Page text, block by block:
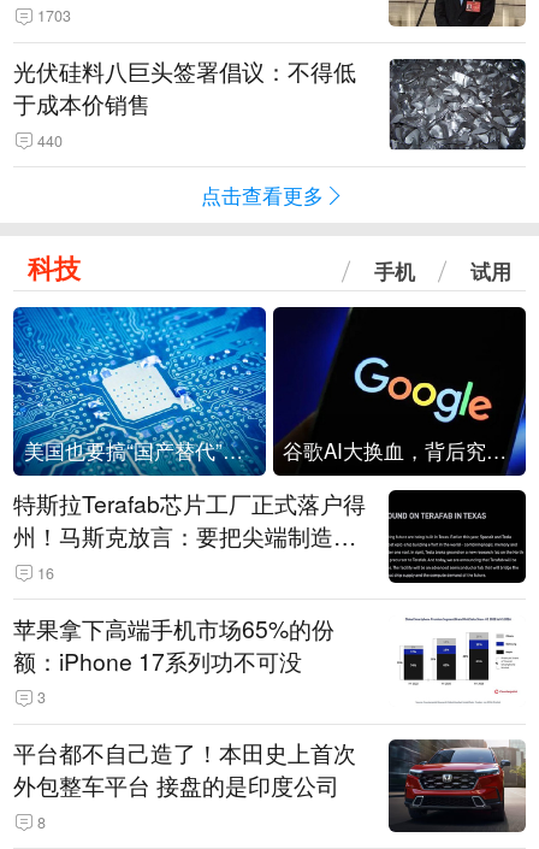
1703
光伏硅料八巨头签署倡议：不得低
于成本价销售
440
点击查看更多
科技 手机 试用
美国也要搞“国产替代”？先算清三笔账 谷歌AI大换血，背后究竟发生了什么？
特斯拉Terafab芯片工厂正式落户得
州！马斯克放言：要把尖端制造带
回美国
16
苹果拿下高端手机市场65%的份
额：iPhone 17系列功不可没
3
平台都不自己造了！本田史上首次
外包整车平台 接盘的是印度公司
8